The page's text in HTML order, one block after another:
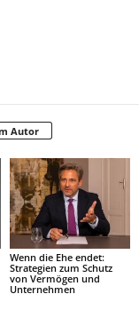
Autor
Wenn die Ehe endet:
Strategien zum Schutz
von Vermögen und
Unternehmen